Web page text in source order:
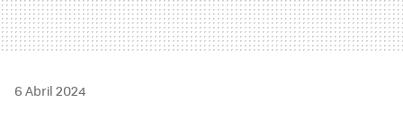
6 Abril 2024